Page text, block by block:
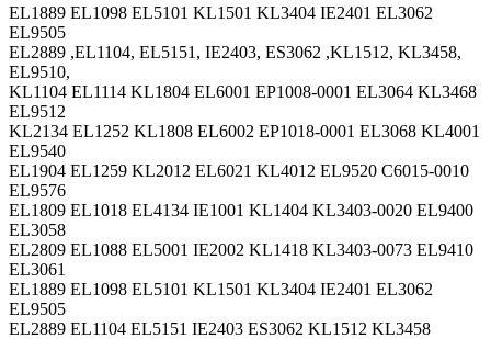
EL1889 EL1098 EL5101 KL1501 KL3404 IE2401 EL3062
EL9505
EL2889 ,EL1104, EL5151, IE2403, ES3062 ,KL1512, KL3458,
EL9510,
KL1104 EL1114 KL1804 EL6001 EP1008-0001 EL3064 KL3468
EL9512
KL2134 EL1252 KL1808 EL6002 EP1018-0001 EL3068 KL4001
EL9540
EL1904 EL1259 KL2012 EL6021 KL4012 EL9520 C6015-0010
EL9576
EL1809 EL1018 EL4134 IE1001 KL1404 KL3403-0020 EL9400
EL3058
EL2809 EL1088 EL5001 IE2002 KL1418 KL3403-0073 EL9410
EL3061
EL1889 EL1098 EL5101 KL1501 KL3404 IE2401 EL3062
EL9505
EL2889 EL1104 EL5151 IE2403 ES3062 KL1512 KL3458